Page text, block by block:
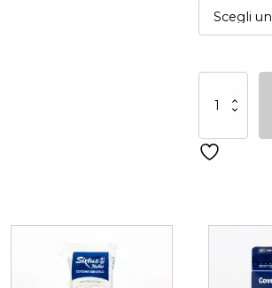
double
Boston